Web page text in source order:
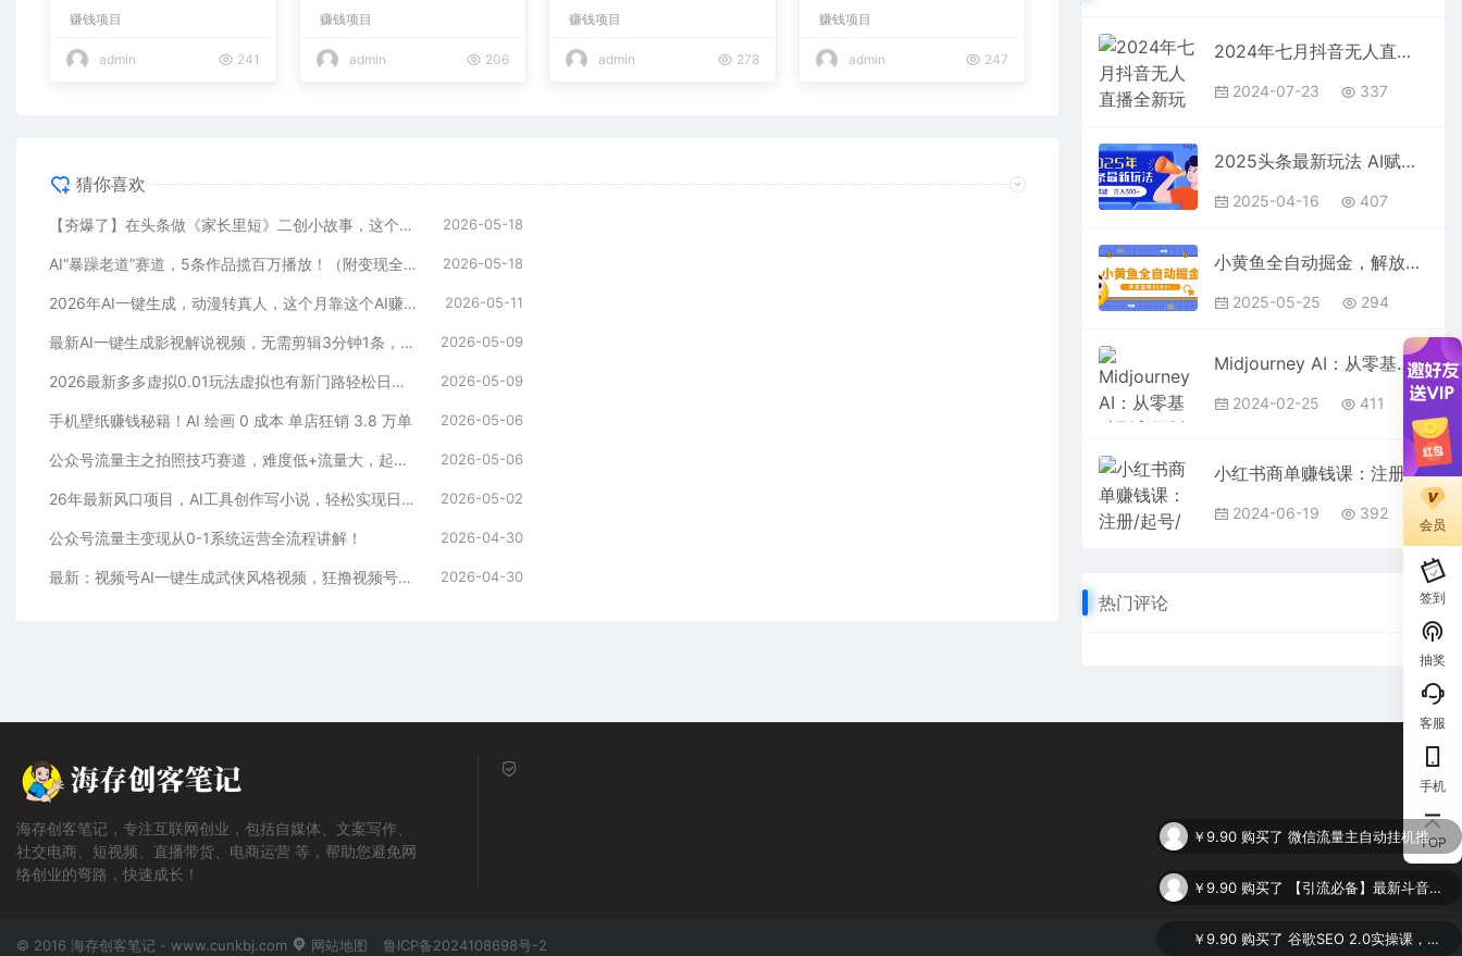
赚钱项目
admin 241
赚钱项目
admin 206
赚钱项目
admin 278
现日入2000+
赚钱项目
admin 247
猜你喜欢
【夯爆了】在头条做《家长里短》二创小故事，这个月收益2w+ 2026-05-18
AI“暴躁老道”赛道，5条作品揽百万播放！（附变现全攻略） 2026-05-18
2026年AI一键生成，动漫转真人，这个月靠这个AI赚了2W+ 2026-05-11
最新AI一键生成影视解说视频，无需剪辑3分钟1条，条条爆款，多平台变现日入2000+ 2026-05-09
2026最新多多虚拟0.01玩法虚拟也有新门路轻松日入2500! 2026-05-09
手机壁纸赚钱秘籍！AI 绘画 0 成本 单店狂销 3.8 万单 2026-05-06
公众号流量主之拍照技巧赛道，难度低+流量大，起号第一篇就爆了10w阅读！ 2026-05-06
26年最新风口项目，AI工具创作写小说，轻松实现日入1000+ 2026-05-02
公众号流量主变现从0-1系统运营全流程讲解！ 2026-04-30
最新：视频号AI一键生成武侠风格视频，狂撸视频号分成收益，学完轻松日入1000+ 2026-04-30
2024年七月抖音无人直播全新玩法，只需一部手机即可操作，小白每天也可…
2024-07-23 337
2025头条最新玩法 AI赋能 单日收益500+
2025-04-16 407
小黄鱼全自动掘金，解放双手，小白躺赚，单月变现8000+
2025-05-25 294
Midjourney AI：从零基础到高级版的大师班教程-34节课-中英字幕
2024-02-25 411
小红书商单赚钱课：注册/起号/涨粉/开通蒲公英/变现赚钱（25节课）
2024-06-19 392
热门评论
会员
签到
抽奖
客服
手机
TOP
海存创客笔记，专注互联网创业，包括自媒体、文案写作、
社交电商、短视频、直播带货、电商运营 等，帮助您避免网
络创业的弯路，快速成长！
© 2016 海存创客笔记 - www.cunkbj.com 网站地图 鲁ICP备2024108698号-2
￥9.90 购买了 微信流量主自动挂机推广，轻松日入900+，简单易上手，做就有收益。
￥9.90 购买了 【引流必备】最新斗音全功能全自动引流脚本，解放双手自动引流精准粉
￥9.90 购买了 谷歌SEO 2.0实操课，独立站询盘自由必备，基于2023谷歌最新算法录制（94节